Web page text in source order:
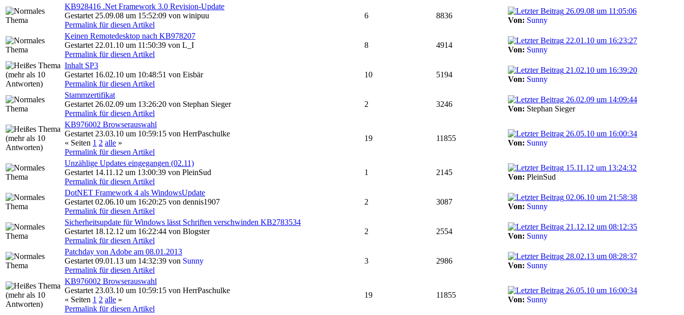
KB928416 .Net Framework 3.0 Revision-Update
Gestartet 25.09.08 um 15:52:09 von winipuu
Permalink für diesen Artikel
6 8836
26.09.08 um 11:05:06
Von: Sunny
Keinen Remotedesktop nach KB978207
Gestartet 22.01.10 um 11:50:39 von L_I
Permalink für diesen Artikel
8 4914
22.01.10 um 16:23:27
Von: Sunny
Inhalt SP3
Gestartet 16.02.10 um 10:48:51 von Eisbär
Permalink für diesen Artikel
10 5194
21.02.10 um 16:39:20
Von: Sunny
Stammzertifikat
Gestartet 26.02.09 um 13:26:20 von Stephan Sieger
Permalink für diesen Artikel
2 3246
26.02.09 um 14:09:44
Von: Stephan Sieger
KB976002 Browserauswahl
Gestartet 23.03.10 um 10:59:15 von HerrPaschulke
« Seiten 1 2 alle »
Permalink für diesen Artikel
19 11855
26.05.10 um 16:00:34
Von: Sunny
Unzählige Updates eingegangen (02.11)
Gestartet 14.11.12 um 13:00:39 von PleinSud
Permalink für diesen Artikel
1 2145
15.11.12 um 13:24:32
Von: PleinSud
DotNET Framework 4 als WindowsUpdate
Gestartet 02.06.10 um 16:20:25 von dennis1907
Permalink für diesen Artikel
2 3087
02.06.10 um 21:58:38
Von: Sunny
Sicherheitsupdate für Windows lässt Schriften verschwinden KB2783534
Gestartet 18.12.12 um 16:22:44 von Blogster
Permalink für diesen Artikel
2 2554
21.12.12 um 08:12:35
Von: Sunny
Patchday von Adobe am 08.01.2013
Gestartet 09.01.13 um 14:32:39 von Sunny
Permalink für diesen Artikel
3 2986
28.02.13 um 08:28:37
Von: Sunny
KB976002 Browserauswahl
Gestartet 23.03.10 um 10:59:15 von HerrPaschulke
« Seiten 1 2 alle »
Permalink für diesen Artikel
19 11855
26.05.10 um 16:00:34
Von: Sunny